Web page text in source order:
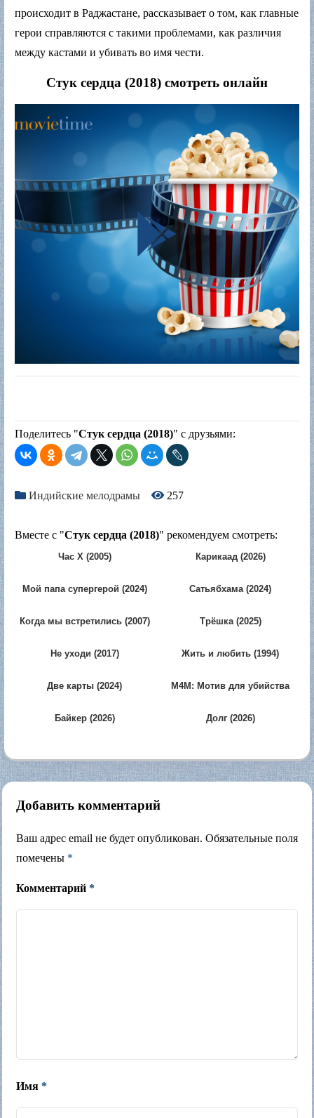
происходит в Раджастане, рассказывает о том, как главные
герои справляются с такими проблемами, как различия
между кастами и убивать во имя чести.
Стук сердца (2018) смотреть онлайн
Поделитесь "Стук сердца (2018)" с друзьями:
Индийские мелодрамы 257
Вместе с "Стук сердца (2018)" рекомендуем смотреть:
Час Х (2005) Карикаад (2026)
Мой папа супергерой (2024) Сатьябхама (2024)
Когда мы встретились (2007) Трёшка (2025)
Не уходи (2017) Жить и любить (1994)
Две карты (2024)
M4M: Мотив для убийства
Байкер (2026) Долг (2026)
Добавить комментарий
Ваш адрес email не будет опубликован. Обязательные поля
помечены *
Комментарий *
Имя *